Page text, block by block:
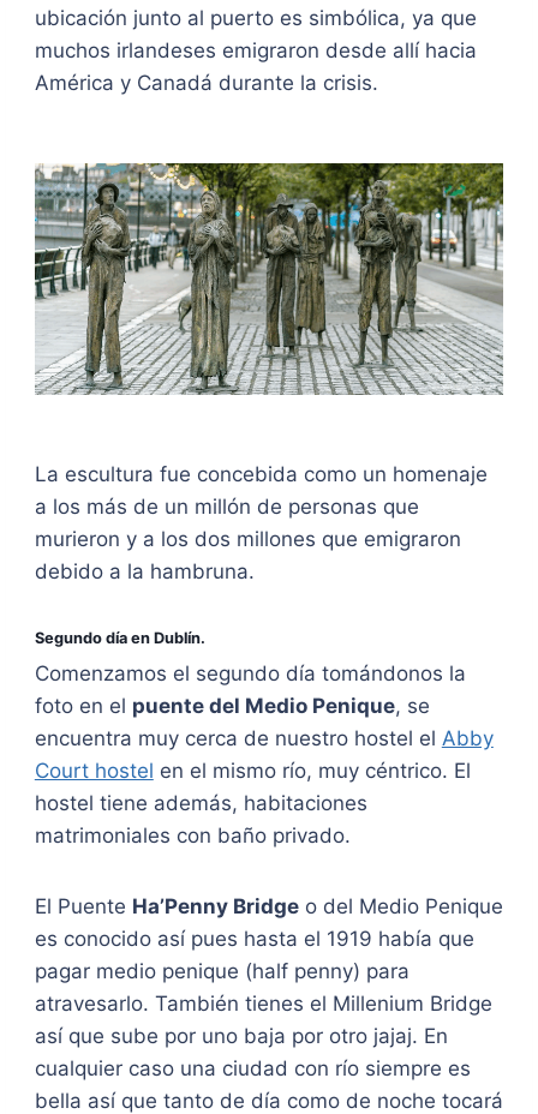
ubicación junto al puerto es simbólica, ya que
muchos irlandeses emigraron desde allí hacia
América y Canadá durante la crisis.
La escultura fue concebida como un homenaje
a los más de un millón de personas que
murieron y a los dos millones que emigraron
debido a la hambruna.
Segundo día en Dublín.
Comenzamos el segundo día tomándonos la
foto en el puente del Medio Penique, se
encuentra muy cerca de nuestro hostel el Abby
Court hostel en el mismo río, muy céntrico. El
hostel tiene además, habitaciones
matrimoniales con baño privado.
El Puente Ha’Penny Bridgeo del Medio Penique
es conocido así pues hasta el 1919 había que
pagar medio penique (half penny) para
atravesarlo. También tienes el Millenium Bridge
así que sube por uno baja por otro jajaj. En
cualquier caso una ciudad con río siempre es
bella así que tanto de día como de noche tocará